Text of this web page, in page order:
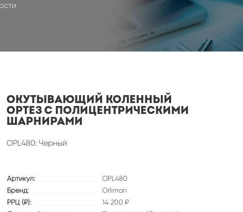
Окутывающий коленный
ортез с полицентрическими
шарнирами
OPL480: Черный
Артикул:
OPL480
Бренд:
Orliman
РРЦ (₽):
14 200 ₽